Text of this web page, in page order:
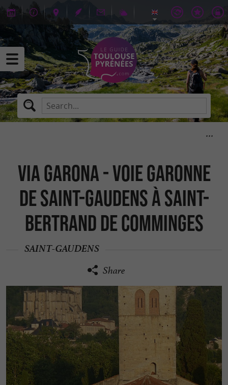
Via Garona - Voie Garonne
de Saint-Gaudens à Saint-
Bertrand de Comminges
SAINT-GAUDENS
Share